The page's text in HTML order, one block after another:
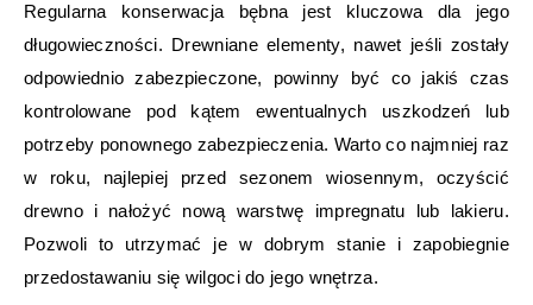
Regularna konserwacja bębna jest kluczowa dla jego
długowieczności. Drewniane elementy, nawet jeśli zostały
odpowiednio zabezpieczone, powinny być co jakiś czas
kontrolowane pod kątem ewentualnych uszkodzeń lub
potrzeby ponownego zabezpieczenia. Warto co najmniej raz
w roku, najlepiej przed sezonem wiosennym, oczyścić
drewno i nałożyć nową warstwę impregnatu lub lakieru.
Pozwoli to utrzymać je w dobrym stanie i zapobiegnie
przedostawaniu się wilgoci do jego wnętrza.